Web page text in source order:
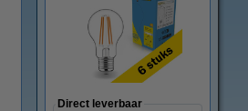
Direct leverbaar